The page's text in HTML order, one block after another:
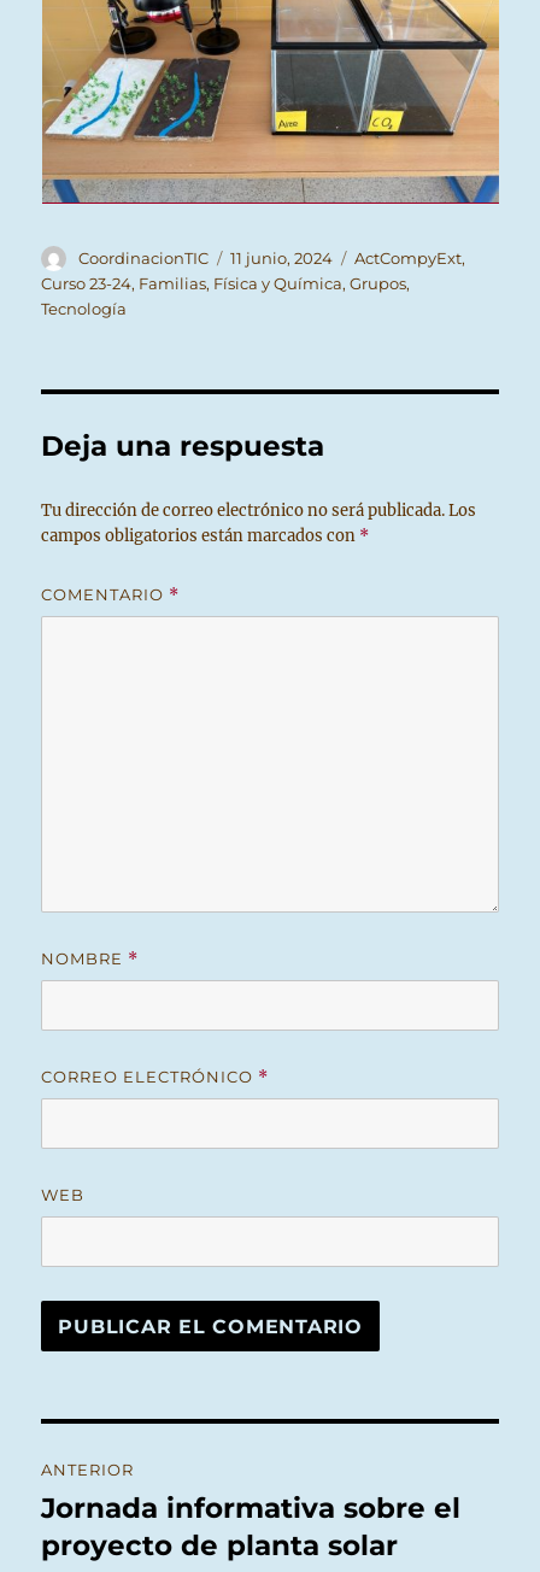
Autor
CoordinacionTIC
Publicado
el
11 junio, 2024 Categorías
ActCompyExt,
Curso 23-24, Familias, Física y Química,Grupos,
Tecnología
Deja una respuesta
Tu dirección de correo electrónico no será publicada. Los
campos obligatorios están marcados con *
COMENTARIO *
NOMBRE *
CORREO ELECTRÓNICO *
WEB
de
entradas
ANTERIOR
Entrada
anterior:
Jornada informativa sobre el
proyecto de planta solar